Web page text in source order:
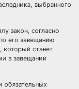
выбранного
закон, согласно
его завещанию
который станет
в завещании
обязательных